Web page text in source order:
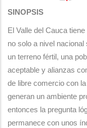
SINOPSIS
El Valle del Cauca
no solo a nivel
un terreno fértil, una
aceptable y alianzas
de libre comercio con
generan un ambiente
entonces la pregunta
permanece con unos